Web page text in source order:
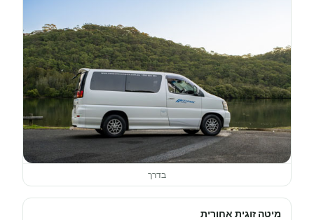
בדרך
מיטה זוגית אחורית